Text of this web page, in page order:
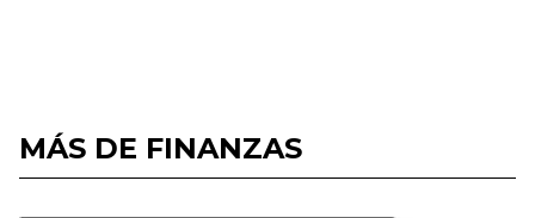
MÁS DE FINANZAS